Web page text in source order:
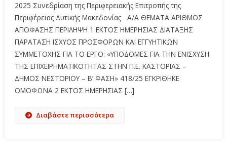
2025 Συνεδρίαση της Περιφερειακής Επιτροπής της
Περιφέρειας Δυτικής Μακεδονίας Α/Α ΘΕΜΑΤΑ ΑΡΙΘΜΟΣ
ΑΠΟΦΑΣΗΣ ΠΕΡΙΛΗΨΗ 1 ΕΚΤΟΣ ΗΜΕΡΗΣΙΑΣ ΔΙΑΤΑΞΗΣ
ΠΑΡΑΤΑΣΗ ΙΣΧΥΟΣ ΠΡΟΣΦΟΡΩΝ ΚΑΙ ΕΓΓΥΗΤΙΚΩΝ
ΣΥΜΜΕΤΟΧΗΣ ΓΙΑ ΤΟ ΕΡΓΟ: «ΥΠΟΔΟΜΕΣ ΓΙΑ ΤΗΝ ΕΝΙΣΧΥΣΗ
ΤΗΣ ΕΠΙΧΕΙΡΗΜΑΤΙΚΟΤΗΤΑΣ ΣΤΗΝ Π.Ε. ΚΑΣΤΟΡΙΑΣ –
ΔΗΜΟΣ ΝΕΣΤΟΡΙΟΥ – Β’ ΦΑΣΗ» 418/25 ΕΓΚΡΙΘΗΚΕ
ΟΜΟΦΩΝΑ 2 ΕΚΤΟΣ ΗΜΕΡΗΣΙΑΣ […]
Διαβάστε περισσότερα